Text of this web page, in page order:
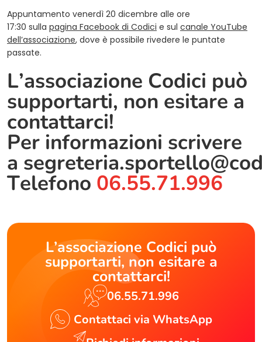
Appuntamento venerdì 20 dicembre alle ore
17:30 sulla pagina Facebook di Codici e sul canale YouTube
dell’associazione, dove è possibile rivedere le puntate
passate.
L’associazione Codici può
supportarti, non esitare a
contattarci!
Per informazioni scrivere
a
Telefono 06.55.71.996
L’associazione Codici può
supportarti, non esitare a
contattarci!
06.55.71.996
Contattaci via WhatsApp